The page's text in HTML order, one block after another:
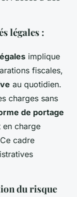
légales :
implique
fiscales,
au quotidien.
charges sans
de portage
en charge
cadre
du risque